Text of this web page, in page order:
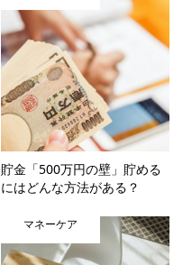
貯金「500万円の壁」貯める
にはどんな方法がある？
マネーケア